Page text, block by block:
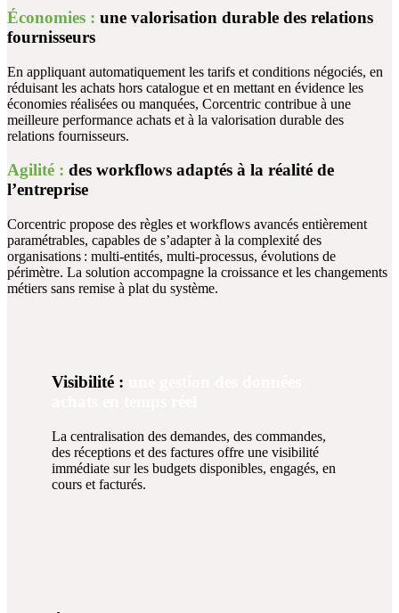
Économies : une valorisation durable des relations
fournisseurs
En appliquant automatiquement les tarifs et conditions négociés, en
réduisant les achats hors catalogue et en mettant en évidence les
économies réalisées ou manquées, Corcentric contribue à une
meilleure performance achats et à la valorisation durable des
relations fournisseurs.
Agilité : des workflows adaptés à la réalité de
l’entreprise
Corcentric propose des règles et workflows avancés entièrement
paramétrables, capables de s’adapter à la complexité des
organisations : multi‑entités, multi‑processus, évolutions de
périmètre. La solution accompagne la croissance et les changements
métiers sans remise à plat du système.
Visibilité :
La centralisation des demandes, des commandes,
des réceptions et des factures offre une visibilité
immédiate sur les budgets disponibles, engagés, en
cours et facturés.